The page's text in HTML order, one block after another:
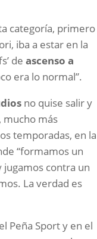
categoría, primero
iba a estar en la
deascenso a
era lo normal”.
no quise salir y
mucho más
temporadas, en la
“formamos un
jugamos contra un
La verdad es
Peña Sport y en el